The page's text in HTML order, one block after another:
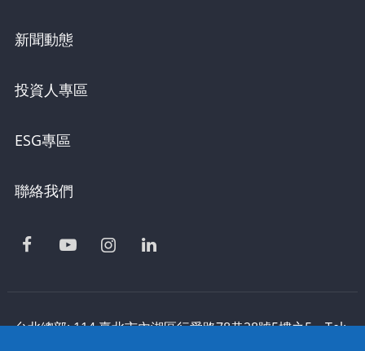
新聞動態
投資人專區
ESG專區
聯絡我們
台北總部: 114 臺北市內湖區行愛路78巷28號5樓之5 Tel: